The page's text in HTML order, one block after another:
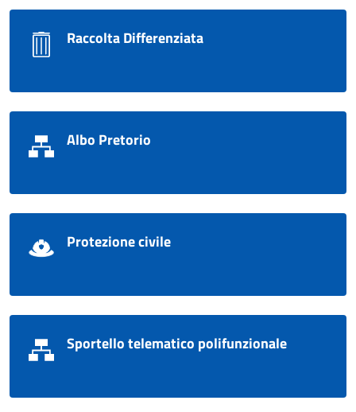
Raccolta Differenziata
Albo Pretorio
Protezione civile
Sportello telematico polifunzionale